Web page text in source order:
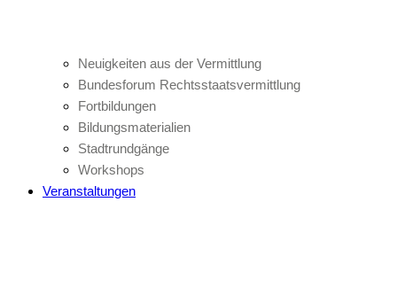
Neuigkeiten aus der Vermittlung
Bundesforum Rechtsstaatsvermittlung
Fortbildungen
Bildungsmaterialien
Stadtrundgänge
Workshops
Veranstaltungen